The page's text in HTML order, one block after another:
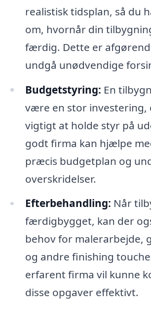
realistisk tidsplan, så du
om, hvornår din
færdig. Dette er
undgå unødvendige
Budgetstyring: En
være en stor investering,
vigtigt at holde styr på
godt firma kan hjælpe
præcis budgetplan og
overskridelser.
Efterbehandling: Når
færdigbygget, kan der
behov for malerarbejde,
og andre finishing
erfarent firma vil kunne
disse opgaver effektivt.